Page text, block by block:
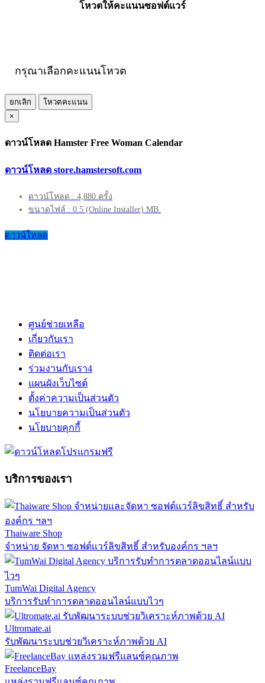
โหวตให้คะแนนซอฟต์แวร์
กรุณาเลือกคะแนนโหวต
ยกเลิก
โหวตคะแนน
×
ดาวน์โหลด Hamster Free Woman Calendar
ดาวน์โหลด store.hamstersoft.com
ดาวน์โหลด : 4,880 ครั้ง
ขนาดไฟล์ : 0.5 (Online Installer) MB.
ดาวน์โหลด
ศูนย์ช่วยเหลือ
เกี่ยวกับเรา
ติดต่อเรา
ร่วมงานกับเรา4
แผนผังเว็บไซต์
ตั้งค่าความเป็นส่วนตัว
นโยบายความเป็นส่วนตัว
นโยบายคุกกี้
บริการของเรา
Thaiware Shop
จำหน่าย จัดหา ซอฟต์แวร์ลิขสิทธิ์ สำหรับองค์กร ฯลฯ
TumWai Digital Agency
บริการรับทำการตลาดออนไลน์แบบไวๆ
Ultromate.ai
รับพัฒนาระบบช่วยวิเคราะห์ภาพด้วย AI
FreelanceBay